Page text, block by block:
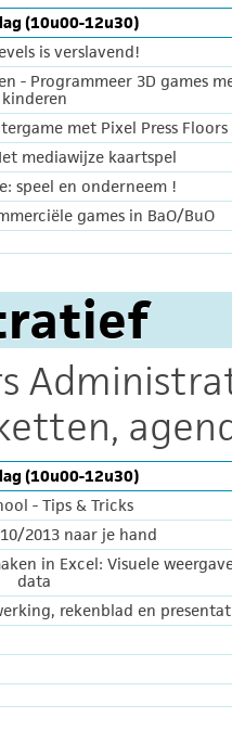
(10u00-12u30)
is verslavend!
- Programmeer 3D games
kinderen
met Pixel Press Floors
mediawijze kaartspel
speel en onderneem !
games in BaO/BuO
(10u00-12u30)
- Tips & Tricks
2013 naar je hand
in Excel: Visuele
data
rekenblad en